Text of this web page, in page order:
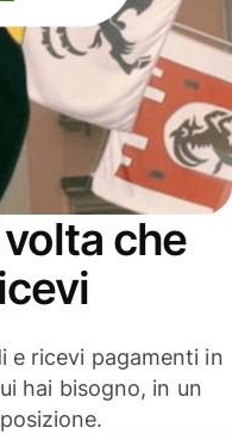
che
e ricevi pagamenti in
hai bisogno, in un